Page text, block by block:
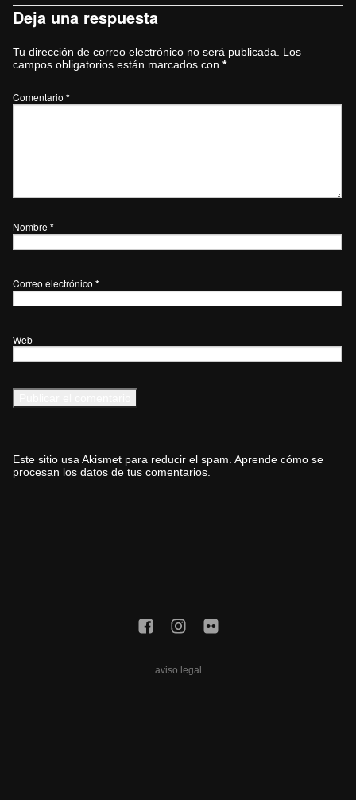
Deja una respuesta
Tu dirección de correo electrónico no será publicada.
Los
campos obligatorios están marcados con *
Comentario *
Nombre *
Correo electrónico *
Web
Este sitio usa Akismet para reducir el spam. Aprende cómo se
procesan los datos de tus comentarios.
aviso legal